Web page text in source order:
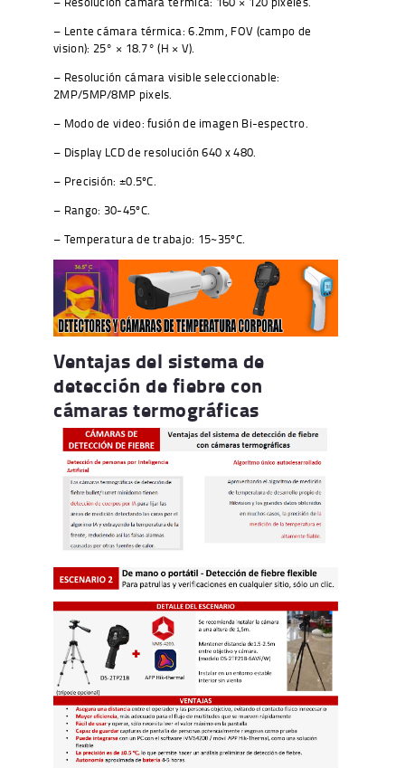
– Lente cámara térmica: 6.2mm, FOV (campo de
vision): 25° × 18.7° (H × V).
– Resolución cámara visible seleccionable:
2MP/5MP/8MP pixels.
– Modo de video: fusión de imagen Bi-espectro.
– Display LCD de resolución 640 x 480.
– Precisión: ±0.5ºC.
– Rango: 30-45ºC.
– Temperatura de trabajo: 15~35ºC.
Ventajas del sistema de
detección de fiebrecon
cámaras termográficas